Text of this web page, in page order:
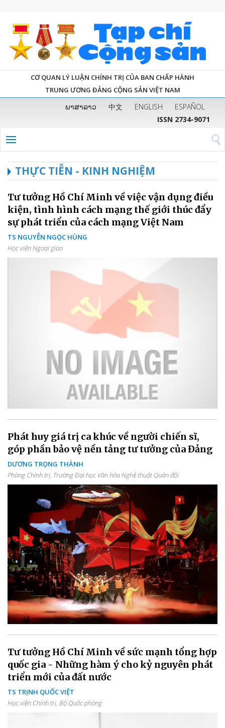
CƠ QUAN LÝ LUẬN CHÍNH TRỊ CỦA BAN CHẤP HÀNH
TRUNG ƯƠNG ĐẢNG CỘNG SẢN VIỆT NAM
ພາສາລາວ 中文 ENGLISH
ESPAÑOL
ISSN 2734-9071
THỰC TIỄN - KINH NGHIỆM
Tư tưởng Hồ Chí Minh về việc vận dụng điều
kiện, tình hình cách mạng thế giới thúc đẩy
sự phát triển của cách mạng Việt Nam
TS NGUYỄN NGỌC HÙNG
Học viện Ngoại giao
Phát huy giá trị ca khúc về người chiến sĩ,
góp phần bảo vệ nền tảng tư tưởng của Đảng
DƯƠNG TRỌNG THÀNH
Phòng Chính trị, Trường Đại học Văn hóa Nghệ thuật Quân đội
Tư tưởng Hồ Chí Minh về sức mạnh tổng hợp
quốc gia - Những hàm ý cho kỷ nguyên phát
triển mới của đất nước
TS TRỊNH QUỐC VIỆT
Học viện Chính trị, Bộ Quốc phòng